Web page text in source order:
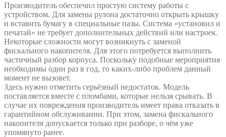
Производитель обеспечил простую систему работы с
устройством. Для замены рулона достаточно открыть крышку
и вставить бумагу в специальные пазы. Система «установил и
печатай» не требует дополнительных действий или настроек.
Некоторые сложности могут возникнуть с заменой
фискального накопителя. Для этого потребуется выполнить
частичный разбор корпуса. Поскольку подобные мероприятия
необходимы один раз в год, то каких-либо проблем данный
момент не вызовет.
Здесь нужно отметить серьёзный недостаток. Модель
поставляется вместе с пломбами, которые нельзя срывать. В
случае их повреждения производитель имеет права отказать в
гарантийном обслуживании. При этом, замена фискального
накопителя допускается только при разборе, о чём уже
упомянуто ранее.